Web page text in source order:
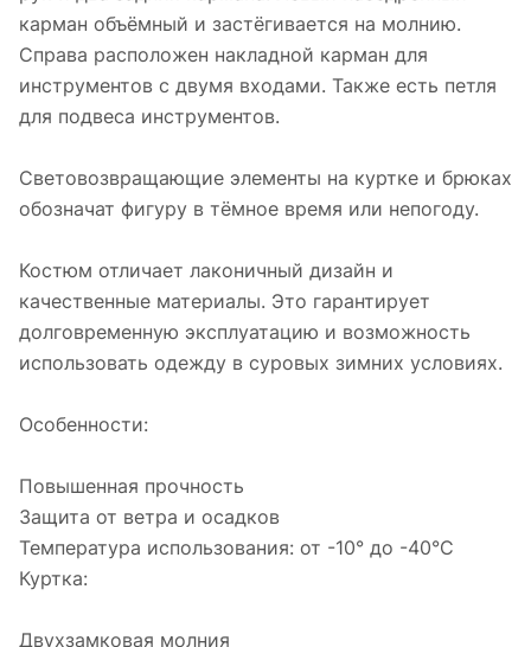
карман объёмный и застёгивается на молнию.
Справа расположен накладной карман для
инструментов с двумя входами. Также есть петля
для подвеса инструментов.
Световозвращающие элементы на куртке и брюках
обозначат фигуру в тёмное время или непогоду.
Костюм отличает лаконичный дизайн и
качественные материалы. Это гарантирует
долговременную эксплуатацию и возможность
использовать одежду в суровых зимних условиях.
Особенности:
Повышенная прочность
Защита от ветра и осадков
Температура использования: от -10° до -40°С
Куртка:
Двухзамковая молния